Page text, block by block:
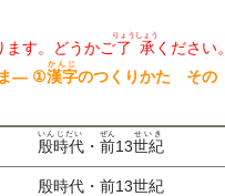
ます。どうかご了承
りょうしょう
ください。
― ①漢字
かんじ
のつくりかた その
殷時代
いんじだい
・ 前
ぜん
13世紀
せいき
殷時代・前13世紀